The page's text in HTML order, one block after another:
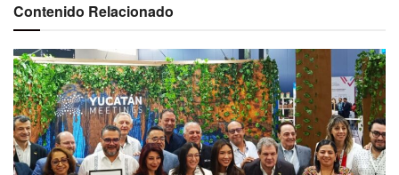
En entrevista telefónica conMDC – The Event Planner´s
Magazinecelebró queBaja California– concretamente
Tijuana – haya sido elegido como sede del Tianguis
Turístico 2025. En este sentido, el funcionario estatal
informó que el Baja California Center (BCCenter), que hoy
Contenido Relacionado